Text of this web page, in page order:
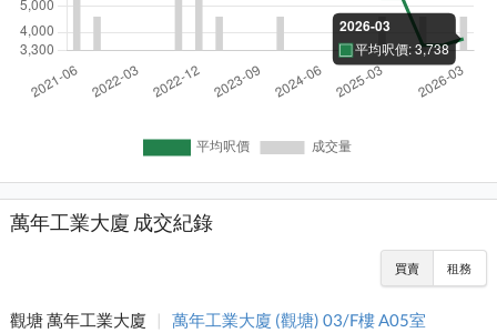
萬年工業大廈 成交紀錄
買賣 租務
觀塘 萬年工業大廈 |
萬年工業大廈 (觀塘) 03/F樓 A05室